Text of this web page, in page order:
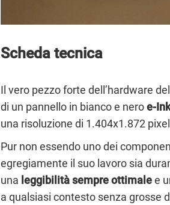
Scheda tecnica
Il vero pezzo forte dell’hardware
di un pannello in bianco e neroe-
una risoluzione di 1.404x1.872
Pur non essendo uno dei
egregiamente il suo lavoro sia
una leggibilità sempre ottimalee
a qualsiasi contesto senza grosse